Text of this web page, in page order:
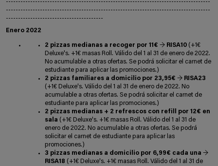
------------------------------------------------------------------------------------
------------------------------------------------------------------------------------
----------------------------------------
Enero 2022
2 pizzas medianas a recoger por 11€ → RISA10 (+1€
Deluxe's. +1€ masas Roll. Válido del 1 al 31 de enero de 2022.
No acumulable a otras ofertas. Se podrá solicitar el carnet de
estudiante para aplicar las promociones.)
2 pizzas familiares a domicilio por 23,95€ → RISA23
(+1€ Deluxe's. Válido del 1 al 31 de enero de 2022. No
acumulable a otras ofertas. Se podrá solicitar el carnet de
estudiante para aplicar las promociones.)
2 pizzas medianas + 2 refrescos con refill por 12€ en
sala (+1€ Deluxe's. +1€ masas Roll. Válido del 1 al 31 de
enero de 2022. No acumulable a otras ofertas. Se podrá
solicitar el carnet de estudiante para aplicar las
promociones.)
3 pizzas medianas a domicilio por 6,99€ cada una →
RISA18 (+1€ Deluxe's. +1€ masas Roll. Válido del 1 al 31 de